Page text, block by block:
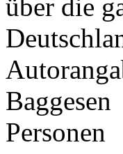
über die
Baggesen
Personen